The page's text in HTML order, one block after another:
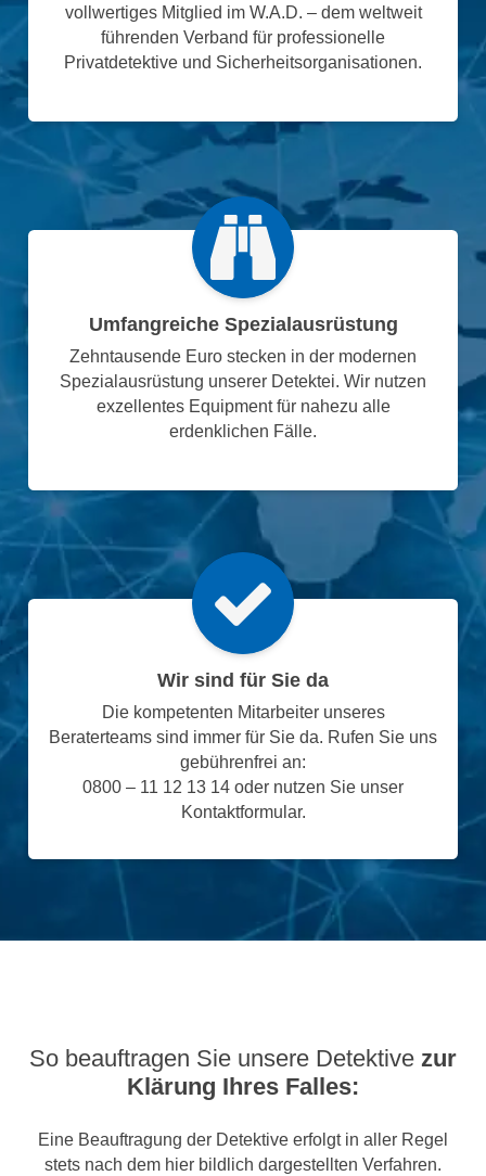
vollwertiges Mitglied im W.A.D. – dem weltweit
führenden Verband für professionelle
Privatdetektive und Sicherheitsorganisationen.
Umfangreiche Spezialausrüstung
Zehntausende Euro stecken in der modernen
Spezialausrüstung unserer Detektei. Wir nutzen
exzellentes Equipment für nahezu alle
erdenklichen Fälle.
Wir sind für Sie da
Die kompetenten Mitarbeiter unseres
Beraterteams sind immer für Sie da. Rufen Sie uns
gebührenfrei an:
0800 – 11 12 13 14 oder nutzen Sie unser
Kontaktformular.
So beauftragen Sie unsere Detektive zur
Klärung Ihres Falles:
Eine Beauftragung der Detektive erfolgt in aller Regel
stets nach dem hier bildlich dargestellten Verfahren.